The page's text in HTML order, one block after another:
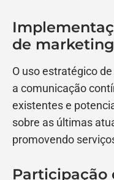
de
O uso estratégico
a comunicação
existentes e
sobre as últimas
promovendo
Participação